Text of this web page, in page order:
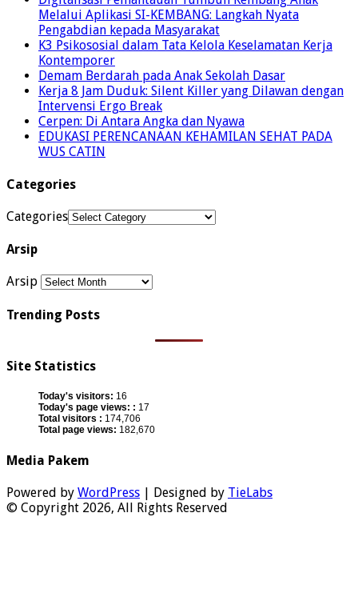
Melalui Aplikasi SI-KEMBANG: Langkah Nyata
Pengabdian kepada Masyarakat
K3 Psikososial dalam Tata Kelola Keselamatan Kerja
Kontemporer
Demam Berdarah pada Anak Sekolah Dasar
Kerja 8 Jam Duduk: Silent Killer yang Dilawan dengan
Intervensi Ergo Break
Cerpen: Di Antara Angka dan Nyawa
EDUKASI PERENCANAAN KEHAMILAN SEHAT PADA
WUS CATIN
Categories
Categories
Arsip
Arsip
Trending Posts
Site Statistics
Today's visitors: 16
Today's page views: : 17
Total visitors : 174,706
Total page views: 182,670
Media Pakem
Powered by WordPress | Designed by TieLabs
© Copyright 2026, All Rights Reserved